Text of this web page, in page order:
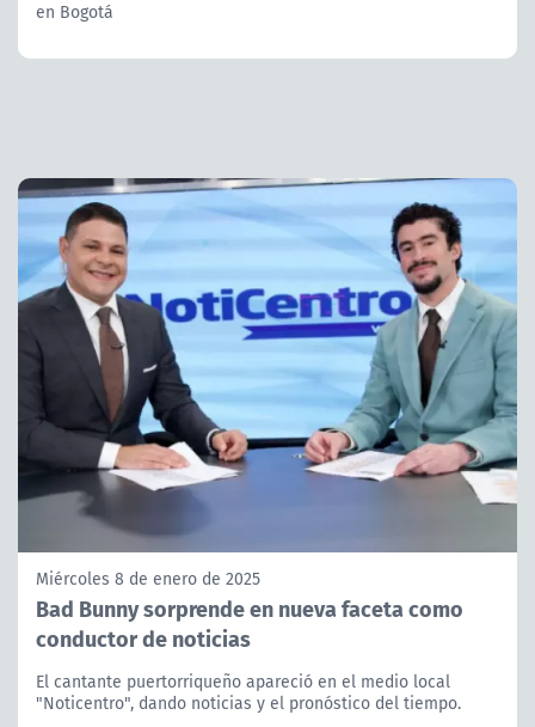
en Bogotá
Miércoles 8 de enero de 2025
Bad Bunny sorprende en nueva faceta como
conductor de noticias
El cantante puertorriqueño apareció en el medio local
"Noticentro", dando noticias y el pronóstico del tiempo.